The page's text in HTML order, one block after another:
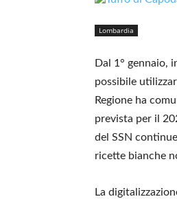
Lombardia
Dal 1° gennaio,
possibile
Regione ha
prevista per il
del SSN
ricette bianche
La